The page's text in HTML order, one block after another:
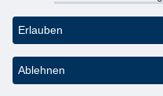
Datenschutzerklärung
ImpressumAbout
Erlauben
Ablehnen